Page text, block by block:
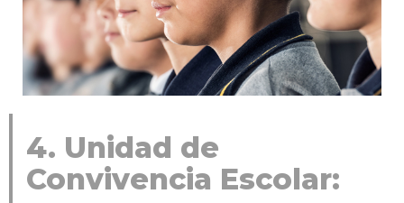
4. Unidad de
Convivencia Escolar: